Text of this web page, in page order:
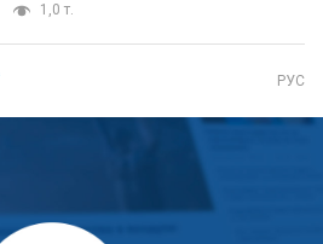
1,0 т.
РУС